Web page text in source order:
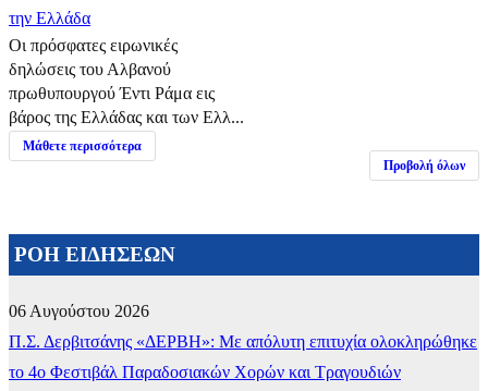
την Ελλάδα
Οι πρόσφατες ειρωνικές
δηλώσεις του Αλβανού
πρωθυπουργού Έντι Ράμα εις
βάρος της Ελλάδας και των Ελλ...
Μάθετε περισσότερα
Προβολή όλων
ΡΟΗ ΕΙΔΗΣΕΩΝ
06 Αυγούστου 2026
Π.Σ. Δερβιτσάνης «ΔΕΡΒΗ»: Με απόλυτη επιτυχία ολοκληρώθηκε
το 4ο Φεστιβάλ Παραδοσιακών Χορών και Τραγουδιών